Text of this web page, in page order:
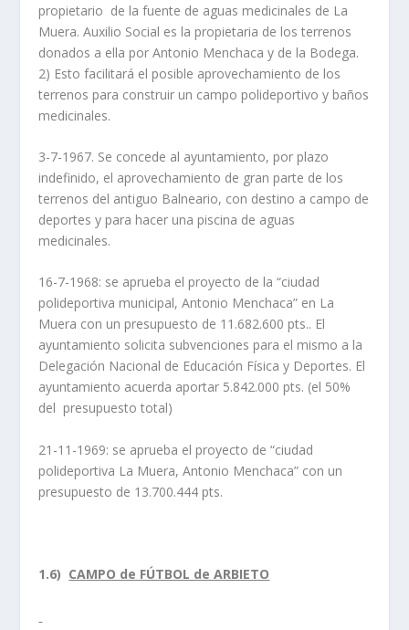
propietario de la fuente de aguas medicinales de La
Muera. Auxilio Social es la propietaria de los terrenos
donados a ella por Antonio Menchaca y de la Bodega.
2) Esto facilitará el posible aprovechamiento de los
terrenos para construir un campo polideportivo y baños
medicinales.
3-7-1967. Se concede al ayuntamiento, por plazo
indefinido, el aprovechamiento de gran parte de los
terrenos del antiguo Balneario, con destino a campo de
deportes y para hacer una piscina de aguas
medicinales.
16-7-1968: se aprueba el proyecto de la “ciudad
polideportiva municipal, Antonio Menchaca” en La
Muera con un presupuesto de 11.682.600 pts.. El
ayuntamiento solicita subvenciones para el mismo a la
Delegación Nacional de Educación Física y Deportes. El
ayuntamiento acuerda aportar 5.842.000 pts. (el 50%
del presupuesto total)
21-11-1969: se aprueba el proyecto de “ciudad
polideportiva La Muera, Antonio Menchaca” con un
presupuesto de 13.700.444 pts.
1.6) CAMPO de FÚTBOL de ARBIETO